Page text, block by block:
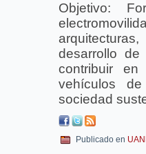
Objetivo:
desarrollo
contribuir
vehículos
sociedad
Publicado en